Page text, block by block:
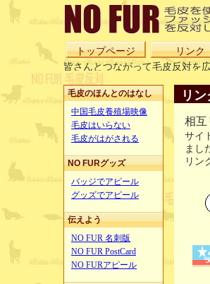
トップページ リンク
皆さんとつながって毛皮反対を
毛皮のほんとのはなし
中国毛皮養殖場映像
毛皮はいらない
毛皮がはがされる
NO FURグッズ
バッジでアピール
グッズでアピール
伝えよう
NO FUR 名刺版
NO FUR PostCard
NO FURアピール
リ
相互
サイ
まし
リン